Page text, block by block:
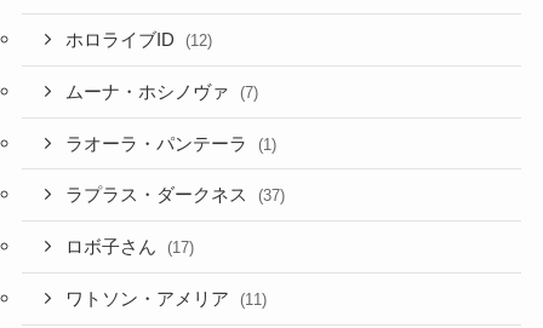
ホロライブID (12)
ムーナ・ホシノヴァ (7)
ラオーラ・パンテーラ (1)
ラプラス・ダークネス (37)
ロボ子さん (17)
ワトソン・アメリア (11)